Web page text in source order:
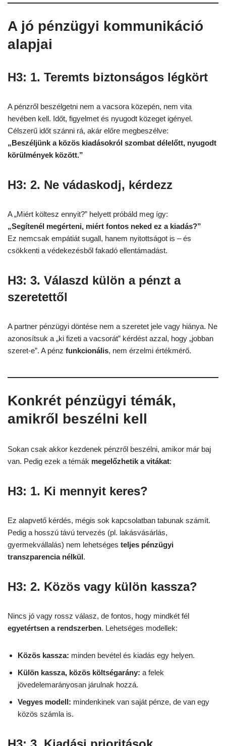
A jó pénzügyi kommunikáció
alapjai
H3: 1. Teremts biztonságos légkört
A pénzről beszélgetni nem a vacsora közepén, nem vita
hevében kell. Időt, figyelmet és nyugodt közeget igényel.
Célszerű időt szánni rá, akár előre megbeszélve:
„Beszéljünk a közös kiadásokról szombat délelőtt, nyugodt
körülmények között.”
H3: 2. Ne vádaskodj, kérdezz
A „Miért költesz ennyit?” helyett próbáld meg így:
„Segítenél megérteni, miért fontos neked ez a kiadás?”
Ez nemcsak empátiát sugall, hanem nyitottságot is – és
csökkenti a védekezésből fakadó ellentámadást.
H3: 3. Válaszd külön a pénzt a
szeretettől
A partner pénzügyi döntése nem a szeretet jele vagy hiánya. Ne
azonosítsuk a „ki fizeti a vacsorát” kérdést azzal, hogy „jobban
szeret-e”. A pénz funkcionális, nem érzelmi értékmérő.
Konkrét pénzügyi témák,
amikről beszélni kell
Sokan csak akkor kezdenek pénzről beszélni, amikor már baj
van. Pedig ezek a témák megelőzhetik a vitákat:
H3: 1. Ki mennyit keres?
Ez alapvető kérdés, mégis sok kapcsolatban tabunak számít.
Pedig a hosszú távú tervezés (pl. lakásvásárlás,
gyermekvállalás) nem lehetséges teljes pénzügyi
transzparencia nélkül.
H3: 2. Közös vagy külön kassza?
Nincs jó vagy rossz válasz, de fontos, hogy mindkét fél
egyetértsen a rendszerben. Lehetséges modellek:
Közös kassza: minden bevétel és kiadás egy helyen.
Külön kassza, közös költségarány: a felek
jövedelemarányosan járulnak hozzá.
Vegyes modell: mindenkinek van saját pénze, de van egy
közös számla is.